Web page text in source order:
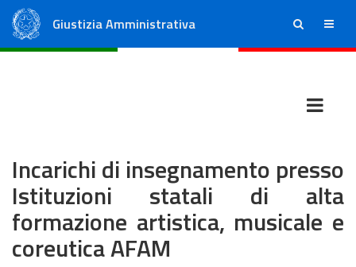
Giustizia Amministrativa ricerca menu
Incarichi di insegnamento presso
Istituzioni statali di alta
formazione artistica, musicale e
coreutica AFAM